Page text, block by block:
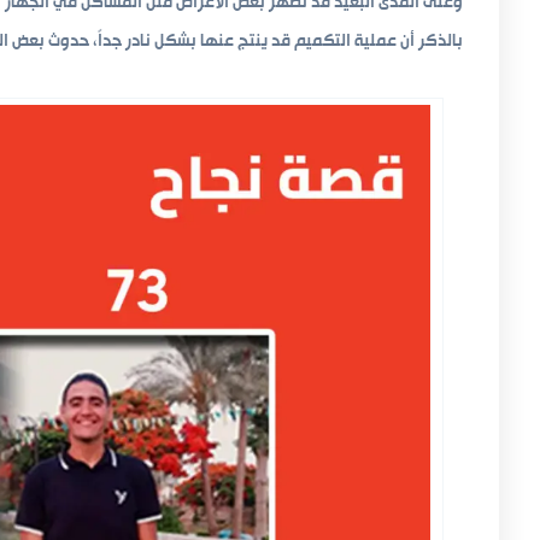
بالذكر أن عملية التكميم قد ينتج عنها بشكل نادر جداً، حدوث بعض